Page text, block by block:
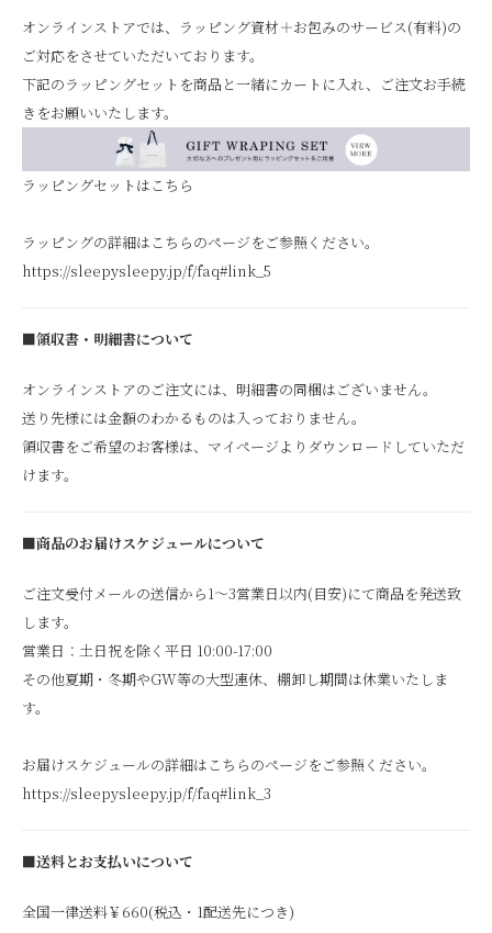
オンラインストアでは、ラッピング資材＋お包みのサービス(有料)の
ご対応をさせていただいております。
下記のラッピングセットを商品と一緒にカートに入れ、ご注文お手続
きをお願いいたします。
ラッピングセットはこちら
ラッピングの詳細はこちらのページをご参照ください。
https://sleepysleepy.jp/f/faq#link_5
■領収書・明細書について
オンラインストアのご注文には、明細書の同梱はございません。
送り先様には金額のわかるものは入っておりません。
領収書をご希望のお客様は、マイページよりダウンロードしていただ
けます。
■商品のお届けスケジュールについて
ご注文受付メールの送信から1～3営業日以内(目安)にて商品を発送致
します。
営業日：土日祝を除く平日 10:00-17:00
その他夏期・冬期やGW等の大型連休、棚卸し期間は休業いたしま
す。
お届けスケジュールの詳細はこちらのページをご参照ください。
https://sleepysleepy.jp/f/faq#link_3
■送料とお支払いについて
全国一律送料￥660(税込・1配送先につき)